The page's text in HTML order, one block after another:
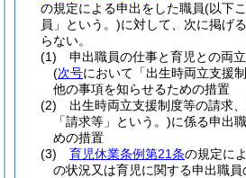
の規定による申出をした職員(以下
員」という。)に対して、次に掲げ
らない。
(1)
申出職員の仕事と育児との両
(次号において「出生時両立支援
他の事項を知らせるための措置
(2)
出生時両立支援制度等の請求
「請求等」という。)に係る申出
めの措置
(3)
育児休業条例第21条の規定に
の状況又は育児に関する申出職